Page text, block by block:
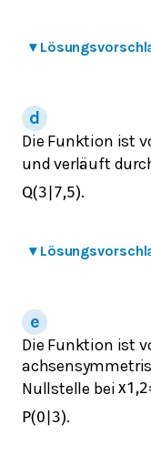
▾
Die Funktion ist
und verläuft
Q(3 7,5).
▾
Die Funktion ist
Nullstelle beix1,2
P(0 3).